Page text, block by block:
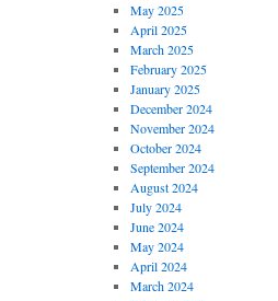
May 2025
April 2025
March 2025
February 2025
January 2025
December 2024
November 2024
October 2024
September 2024
August 2024
July 2024
June 2024
May 2024
April 2024
March 2024